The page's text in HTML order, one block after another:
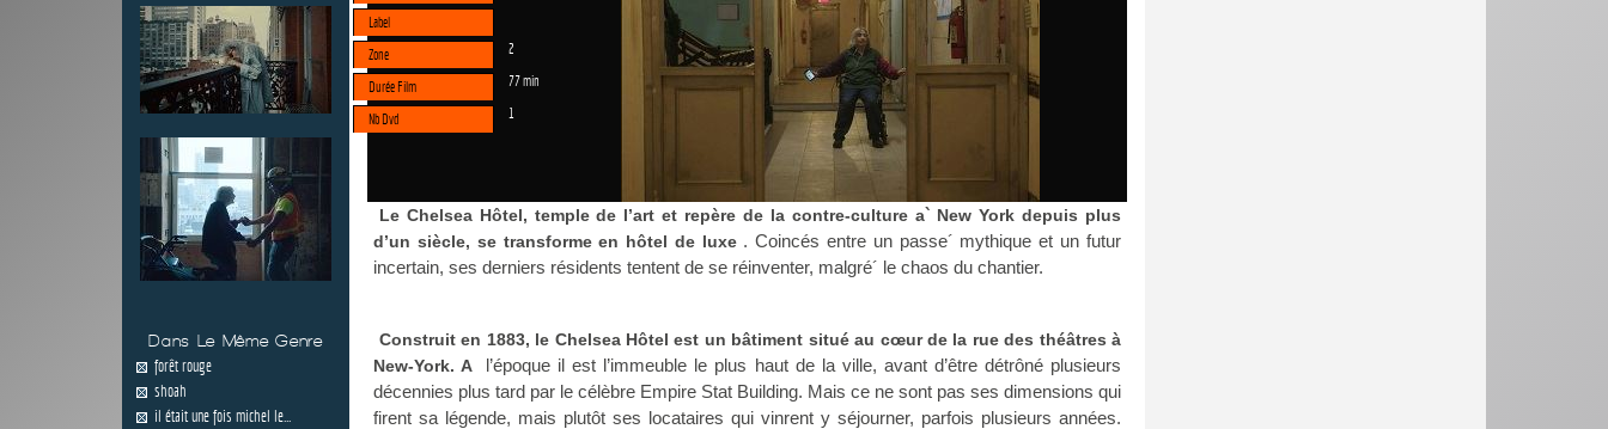
Dans Le Même Genre
forêt rouge
shoah
il était une fois michel le...
Label
Zone
2
Durée Film 77 min
Nb Dvd 1
Le Chelsea Hôtel, temple de l’art et repère de la contre-culture a` New York depuis plus
d’un siècle, se transforme en hôtel de luxe . Coincés entre un passe´ mythique et un futur
incertain, ses derniers résidents tentent de se réinventer, malgré´ le chaos du chantier.
Construit en 1883, le Chelsea Hôtel est un bâtiment situé au cœur de la rue des théâtres à
New-York. A
l’époque il est l’immeuble le plus haut de la ville, avant d’être détrôné plusieurs
décennies plus tard par le célèbre Empire Stat Building. Mais ce ne sont pas ses dimensions qui
firent sa légende, mais plutôt ses locataires qui vinrent y séjourner, parfois plusieurs années.